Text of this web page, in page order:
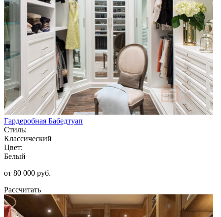
Гардеробная Бабедтуап
Стиль:
Классический
Цвет:
Белый
от 80 000 руб.
Рассчитать